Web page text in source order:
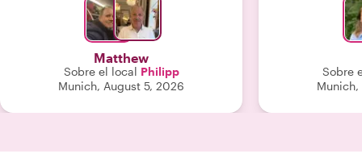
Matthew
Sobre el local Philipp
Munich, August 5, 2026
sintiera
experiencia
fue perfecto
preguntas y
más nos
Sobre